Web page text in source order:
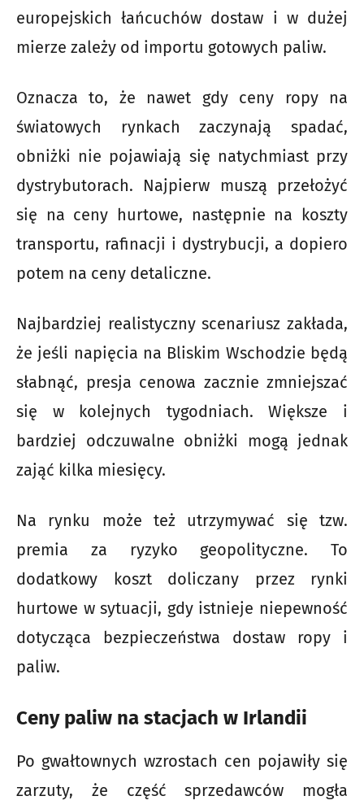
europejskich łańcuchów dostaw i w dużej
mierze zależy od importu gotowych paliw.
Oznacza to, że nawet gdy ceny ropy na
światowych rynkach zaczynają spadać,
obniżki nie pojawiają się natychmiast przy
dystrybutorach. Najpierw muszą przełożyć
się na ceny hurtowe, następnie na koszty
transportu, rafinacji i dystrybucji, a dopiero
potem na ceny detaliczne.
Najbardziej realistyczny scenariusz zakłada,
że jeśli napięcia na Bliskim Wschodzie będą
słabnąć, presja cenowa zacznie zmniejszać
się w kolejnych tygodniach. Większe i
bardziej odczuwalne obniżki mogą jednak
zająć kilka miesięcy.
Na rynku może też utrzymywać się tzw.
premia za ryzyko geopolityczne. To
dodatkowy koszt doliczany przez rynki
hurtowe w sytuacji, gdy istnieje niepewność
dotycząca bezpieczeństwa dostaw ropy i
paliw.
Ceny paliw na stacjach w Irlandii
Po gwałtownych wzrostach cen pojawiły się
zarzuty, że część sprzedawców mogła